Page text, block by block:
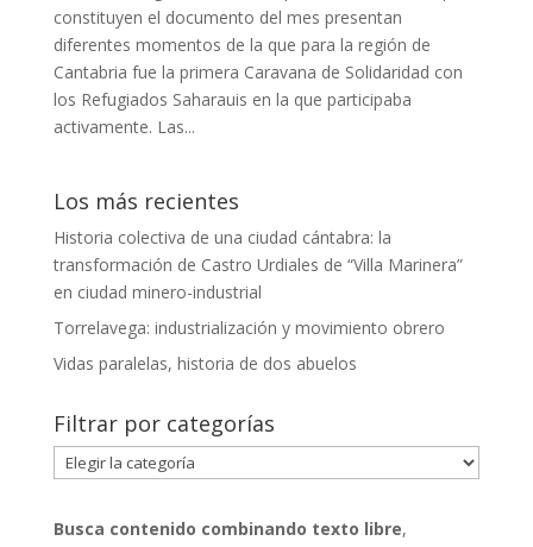
constituyen el documento del mes presentan
diferentes momentos de la que para la región de
Cantabria fue la primera Caravana de Solidaridad con
los Refugiados Saharauis en la que participaba
activamente. Las...
Los más recientes
Historia colectiva de una ciudad cántabra: la
transformación de Castro Urdiales de “Villa Marinera”
en ciudad minero-industrial
Torrelavega: industrialización y movimiento obrero
Vidas paralelas, historia de dos abuelos
Filtrar por categorías
Filtrar
por
Busca contenido combinando texto libre,